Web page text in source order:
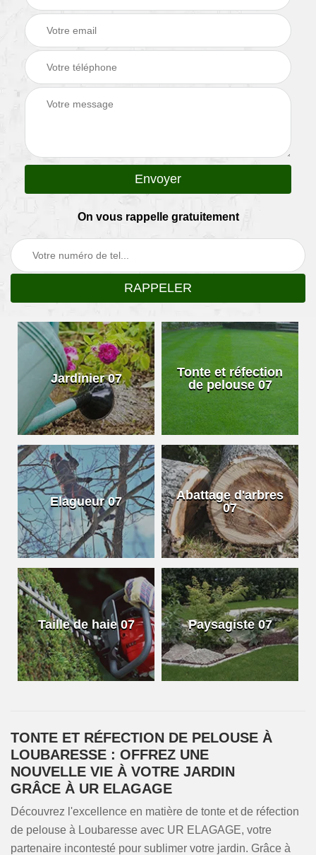
On vous rappelle gratuitement
Jardinier 07
Tonte et réfection
de pelouse 07
Elagueur 07
Abattage d'arbres
07
Taille de haie 07 Paysagiste 07
TONTE ET RÉFECTION DE PELOUSE À
LOUBARESSE : OFFREZ UNE
NOUVELLE VIE À VOTRE JARDIN
GRÂCE À UR ELAGAGE
Découvrez l'excellence en matière de tonte et de réfection
de pelouse à Loubaresse avec UR ELAGAGE, votre
partenaire incontesté pour sublimer votre jardin. Grâce à